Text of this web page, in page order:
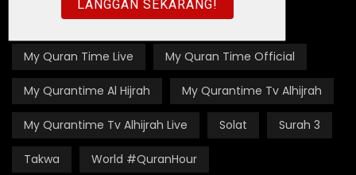
My Quran My Quran Time
My Quran Time Live My Quran Time Official
My Qurantime Al Hijrah My Qurantime Tv Alhijrah
My Qurantime Tv Alhijrah Live Solat Surah 3
Takwa World #QuranHour